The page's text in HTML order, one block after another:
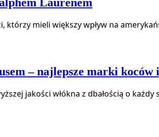
którzy mieli większy wpływ na
– najlepsze marki koców
jakości włókna z dbałością o